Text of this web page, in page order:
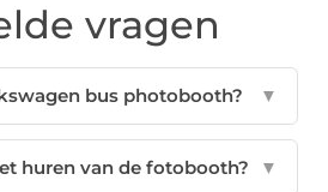
vragen
bus photobooth? ▼
huren van de fotobooth? ▼